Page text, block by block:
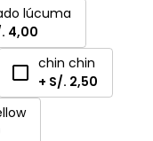
lúcuma
4,00
chin chin
+ S/. 2,50